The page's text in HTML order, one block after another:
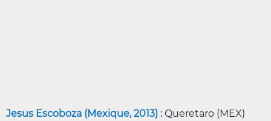
Jesus Escoboza (Mexique, 2013) : Queretaro (MEX)